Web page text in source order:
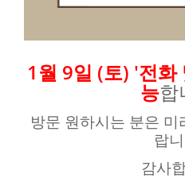
1월 9일 (토) '전
능합
방문 원하시는 분은
랍
감사